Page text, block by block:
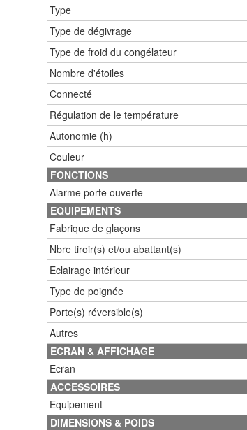
Type
Type de dégivrage
Type de froid du congélateur
Nombre d'étoiles
Connecté
Régulation de le température
Autonomie (h)
Couleur
FONCTIONS
Alarme porte ouverte
EQUIPEMENTS
Fabrique de glaçons
Nbre tiroir(s) et/ou abattant(s)
Eclairage intérieur
Type de poignée
Porte(s) réversible(s)
Autres
ECRAN & AFFICHAGE
Ecran
ACCESSOIRES
Equipement
DIMENSIONS & POIDS